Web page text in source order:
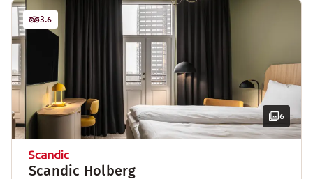
6
3.6
Scandic Holberg